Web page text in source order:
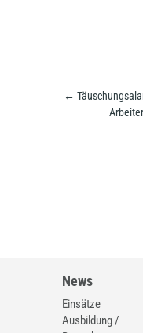
←
News
Einsätze
Ausbildung /